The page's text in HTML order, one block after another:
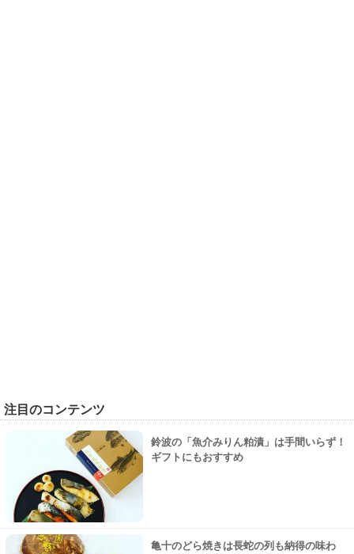
注目のコンテンツ
鈴波の「魚介みりん粕漬」は手間いらず！
ギフトにもおすすめ
亀十のどら焼きは長蛇の列も納得の味わ